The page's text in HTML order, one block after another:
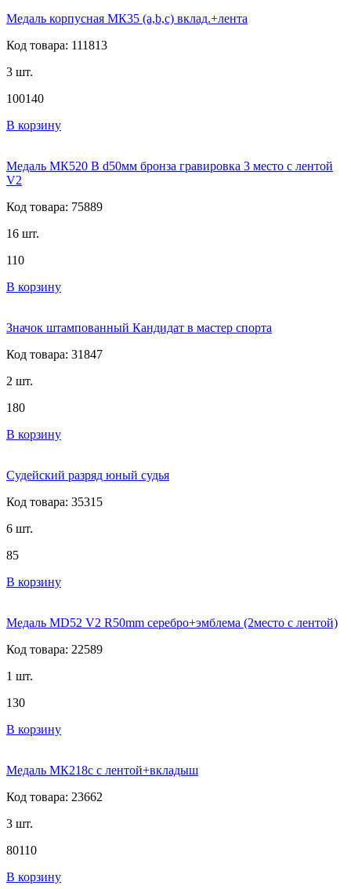
Медаль корпусная МК35 (а,b,c) вклад.+лента
Код товара: 111813
3 шт.
100140
В корзину
Медаль МК520 B d50мм бронза гравировка 3 место с лентой
V2
Код товара: 75889
16 шт.
110
В корзину
Значок штампованный Кандидат в мастер спорта
Код товара: 31847
2 шт.
180
В корзину
Судейский разряд юный судья
Код товара: 35315
6 шт.
85
В корзину
Медаль MD52 V2 R50mm серебро+эмблема (2место с лентой)
Код товара: 22589
1 шт.
130
В корзину
Медаль МК218c с лентой+вкладыш
Код товара: 23662
3 шт.
80110
В корзину